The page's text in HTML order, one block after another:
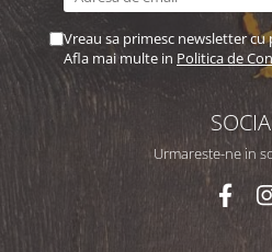
Vreau sa primesc newsletter
Afla mai multe in Politica de
Urmareste-ne in